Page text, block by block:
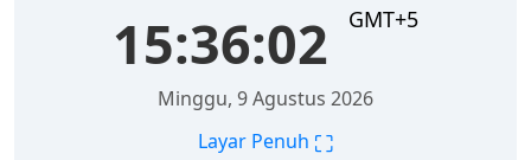
15:36:03 GMT+5
Minggu, 9 Agustus 2026
Layar Penuh ⛶